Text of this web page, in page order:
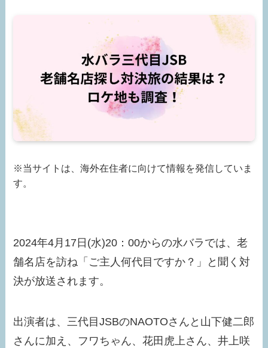
※当サイトは、海外在住者に向けて情報を発信していま
す。
2024年4月17日(水)20：00からの水バラでは、老
舗名店を訪ね「ご主人何代目ですか？」と聞く対
決が放送されます。
出演者は、三代目JSBのNAOTOさんと山下健二郎
さんに加え、フワちゃん、花田虎上さん、井上咲